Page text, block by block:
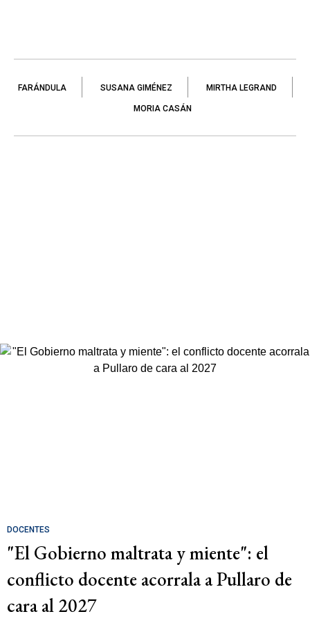
FARÁNDULA SUSANA GIMÉNEZ MIRTHA LEGRAND
MORIA CASÁN
DOCENTES
"El Gobierno maltrata y miente": el
conflicto docente acorrala a Pullaro de
cara al 2027